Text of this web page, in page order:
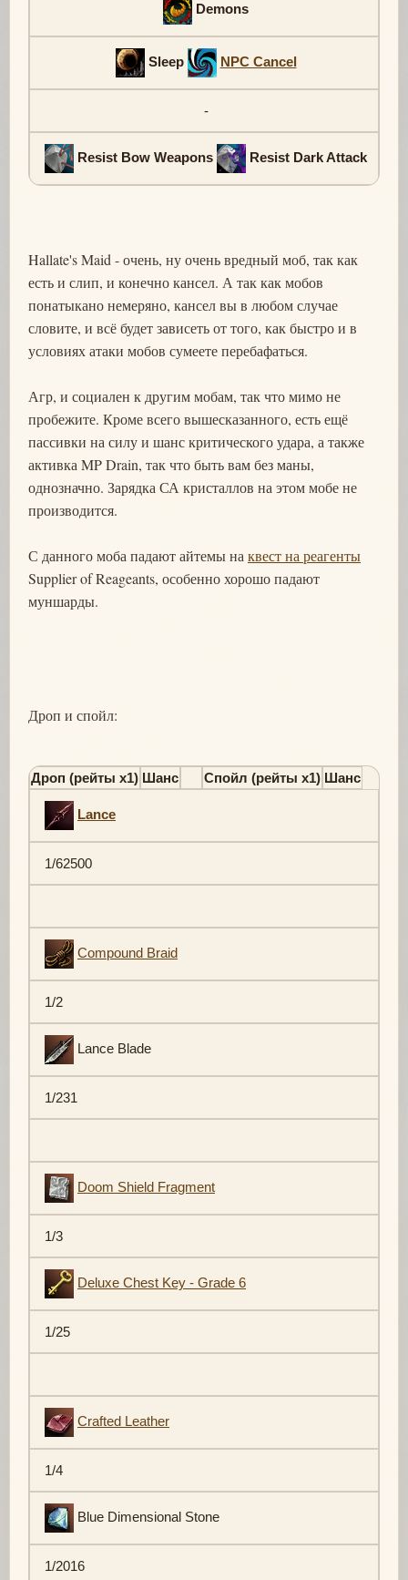
Demons
Sleep NPC Cancel
-
Resist Bow Weapons Resist Dark Attack
Hallate's Maid - очень, ну очень вредный моб, так как
есть и слип, и конечно кансел. А так как мобов
понатыкано немеряно, кансел вы в любом случае
словите, и всё будет зависеть от того, как быстро и в
условиях атаки мобов сумеете перебафаться.
Агр, и социален к другим мобам, так что мимо не
пробежите. Кроме всего вышесказанного, есть ещё
пассивки на силу и шанс критического удара, а также
активка MP Drain, так что быть вам без маны,
однозначно. Зарядка СА кристаллов на этом мобе не
производится.
С данного моба падают айтемы на квест на реагенты
Supplier of Reageants, особенно хорошо падают
муншарды.
Дроп и спойл:
Дроп (рейты х1) Шанс Спойл (рейты х1) Шанс
Lance
1/62500
Compound Braid
1/2
Lance Blade
1/231
Doom Shield Fragment
1/3
Deluxe Chest Key - Grade 6
1/25
Crafted Leather
1/4
Blue Dimensional Stone
1/2016